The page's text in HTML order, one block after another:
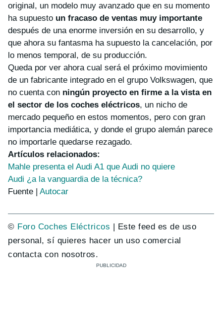
original, un modelo muy avanzado que en su momento
ha supuesto un fracaso de ventas muy importante
después de una enorme inversión en su desarrollo, y
que ahora su fantasma ha supuesto la cancelación, por
lo menos temporal, de su producción.
Queda por ver ahora cual será el próximo movimiento
de un fabricante integrado en el grupo Volkswagen, que
no cuenta con ningún proyecto en firme a la vista en
el sector de los coches eléctricos, un nicho de
mercado pequeño en estos momentos, pero con gran
importancia mediática, y donde el grupo alemán parece
no importarle quedarse rezagado.
Artículos relacionados:
Mahle presenta el Audi A1 que Audi no quiere
Audi ¿a la vanguardia de la técnica?
Fuente | Autocar
© Foro Coches Eléctricos | Este feed es de uso
personal, sí quieres hacer un uso comercial
contacta con nosotros.